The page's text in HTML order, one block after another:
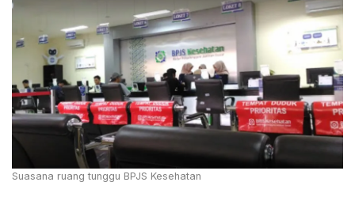
Suasana ruang tunggu BPJS Kesehatan